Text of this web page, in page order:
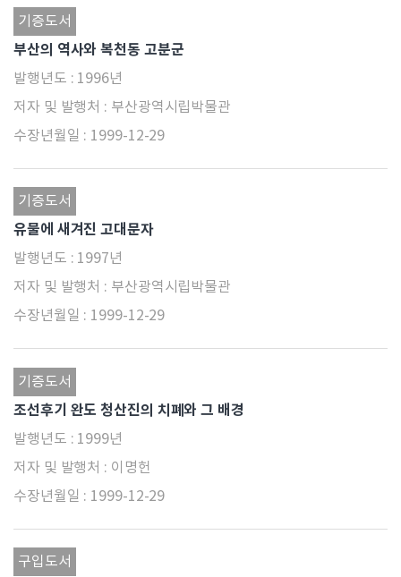
기증도서
부산의 역사와 복천동 고분군
1996년
부산광역시립박물관
1999-12-29
기증도서
유물에 새겨진 고대문자
1997년
부산광역시립박물관
1999-12-29
기증도서
조선후기 완도 청산진의 치폐와 그 배경
1999년
이명헌
1999-12-29
구입도서